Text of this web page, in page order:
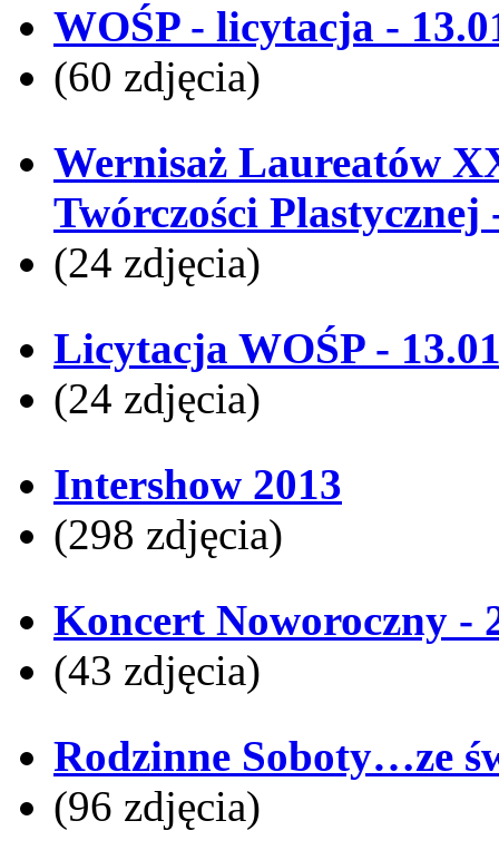
WOŚP - licytacja -
(60 zdjęcia)
Wernisaż Laureatów
Twórczości Plastycznej
(24 zdjęcia)
Licytacja WOŚP -
(24 zdjęcia)
Intershow 2013
(298 zdjęcia)
Koncert Noworoczny -
(43 zdjęcia)
Rodzinne Soboty…ze
(96 zdjęcia)